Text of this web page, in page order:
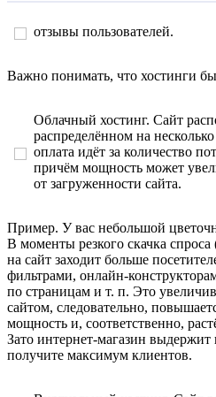
отзывы пользователей.
Важно понимать, что хостинги
Облачный хостинг. Сайт
распределённом на
оплата идёт за количество
причём мощность может
от загруженности сайта.
Пример. У вас небольшой
В моменты резкого скачка
на сайт заходит больше
фильтрами, онлайн-
по страницам и т. п. Это
сайтом, следовательно,
мощность и, соответственно,
Зато интернет-магазин
получите максимум клиентов.